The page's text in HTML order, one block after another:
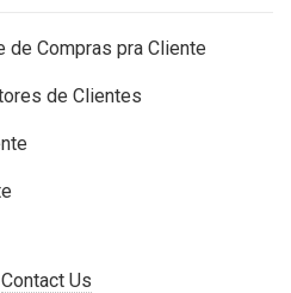
de Compras pra Cliente
de Clientes
Contact Us